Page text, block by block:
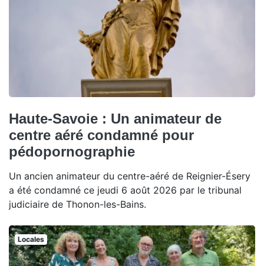
Haute-Savoie : Un animateur de
centre aéré condamné pour
pédopornographie
Un ancien animateur du centre-aéré de Reignier-Ésery
a été condamné ce jeudi 6 août 2026 par le tribunal
judiciaire de Thonon-les-Bains.
Locales